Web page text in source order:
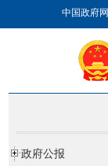
中国政府网
政府公报